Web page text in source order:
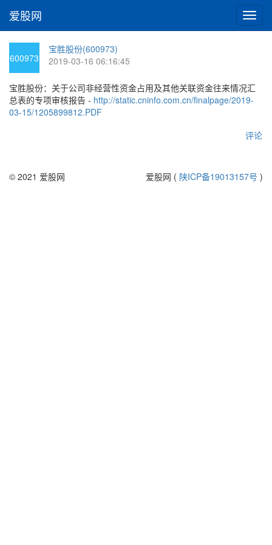
切
换
爱股网
600973
宝胜股份(600973)
2019-03-16 06:16:45
宝胜股份：关于公司非经营性资金占用及其他关联资金往来情况汇
总表的专项审核报告 - http://static.cninfo.com.cn/finalpage/2019-
03-15/1205899812.PDF
评论
© 2021 爱股网 爱股网 ( 陕ICP备19013157号 )